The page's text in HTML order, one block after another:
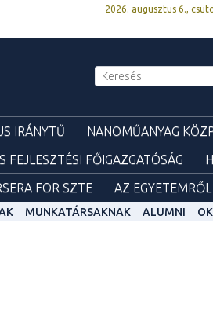
2026. augusztus 6.,
IRÁNYTŰ
NANOMŰANYAG
FEJLESZTÉSI FŐIGAZGATÓSÁG
FOR SZTE AZ EGYETEMRŐL
MUNKATÁRSAKNAK ALUMNI